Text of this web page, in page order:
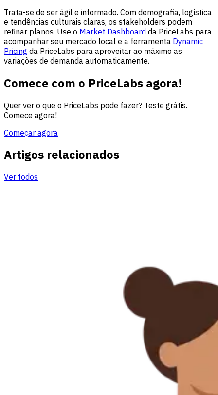
Trata-se de ser ágil e informado. Com demografia, logística
e tendências culturais claras, os stakeholders podem
refinar planos. Use o Market Dashboard da PriceLabs para
acompanhar seu mercado local e a ferramenta Dynamic
Pricing da PriceLabs para aproveitar ao máximo as
variações de demanda automaticamente.
Comece com o PriceLabs agora!
Quer ver o que o PriceLabs pode fazer? Teste grátis.
Comece agora!
Começar agora
Artigos relacionados
Ver todos